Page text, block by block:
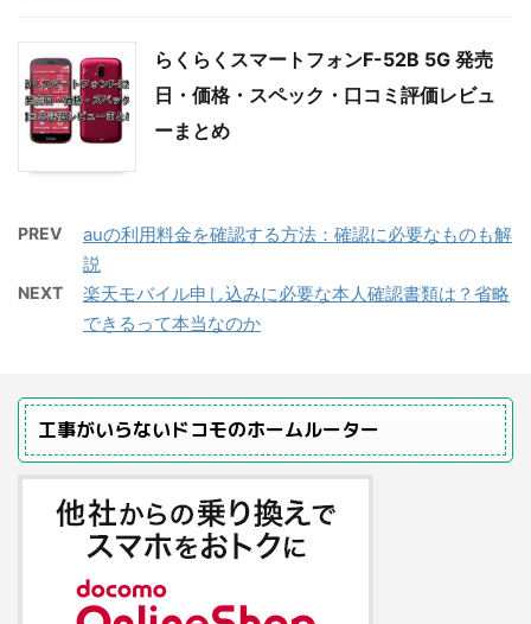
らくらくスマートフォンF-52B 5G 発売
日・価格・スペック・口コミ評価レビュ
ーまとめ
PREV
auの利用料金を確認する方法：確認に必要なものも解
説
NEXT
楽天モバイル申し込みに必要な本人確認書類は？省略
できるって本当なのか
工事がいらないドコモのホームルーター